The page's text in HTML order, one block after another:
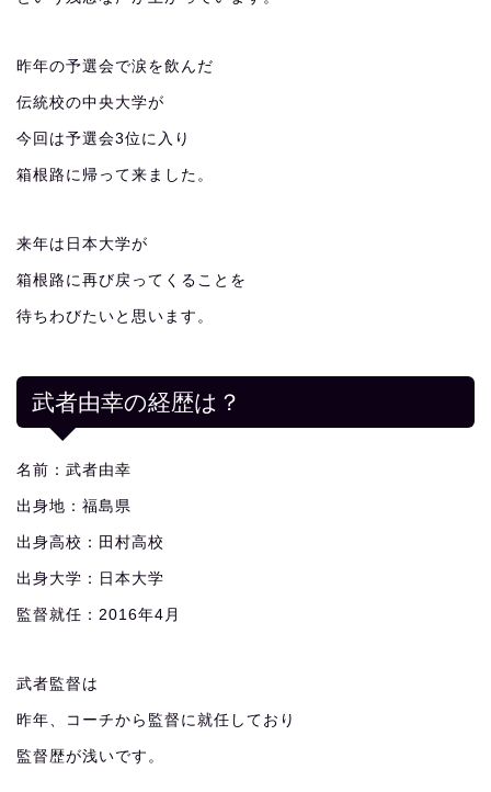
昨年の予選会で涙を飲んだ
伝統校の中央大学が
今回は予選会3位に入り
箱根路に帰って来ました。
来年は日本大学が
箱根路に再び戻ってくることを
待ちわびたいと思います。
武者由幸の経歴は？
名前：武者由幸
出身地：福島県
出身高校：田村高校
出身大学：日本大学
監督就任：2016年4月
武者監督は
昨年、コーチから監督に就任しており
監督歴が浅いです。